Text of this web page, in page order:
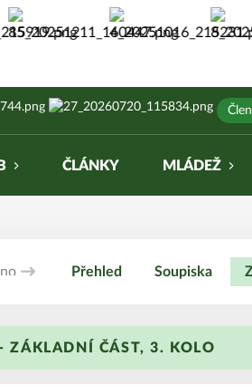
ČLÁNKY MLÁDEŽ
Přehled Soupiska
ZÁKLADNÍ ČÁST, 3. KOLO